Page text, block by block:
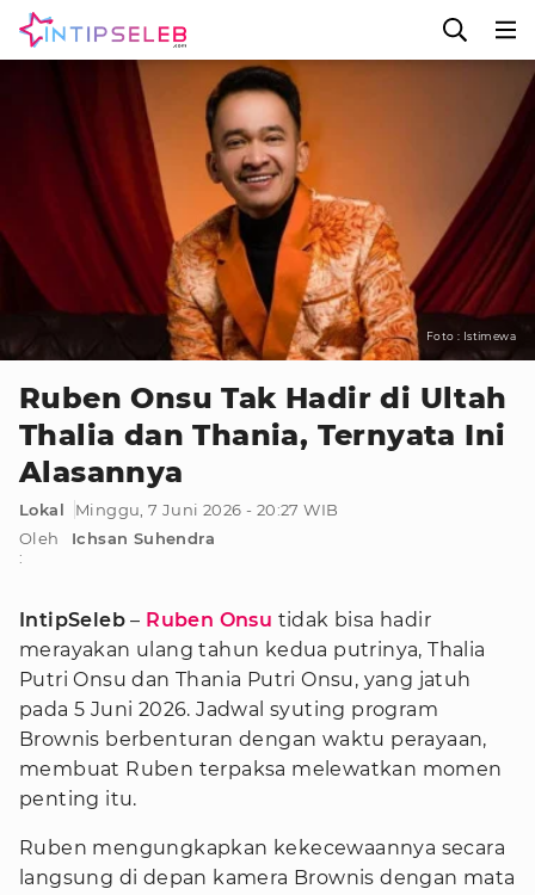
Foto : Istimewa
Ruben Onsu Tak Hadir di Ultah
Thalia dan Thania, Ternyata Ini
Alasannya
Lokal
Minggu, 7 Juni 2026 - 20:27 WIB
Oleh
:
Ichsan Suhendra
IntipSeleb – Ruben Onsu tidak bisa hadir
merayakan ulang tahun kedua putrinya, Thalia
Putri Onsu dan Thania Putri Onsu, yang jatuh
pada 5 Juni 2026. Jadwal syuting program
Brownis berbenturan dengan waktu perayaan,
membuat Ruben terpaksa melewatkan momen
penting itu.
Ruben mengungkapkan kekecewaannya secara
langsung di depan kamera Brownis dengan mata